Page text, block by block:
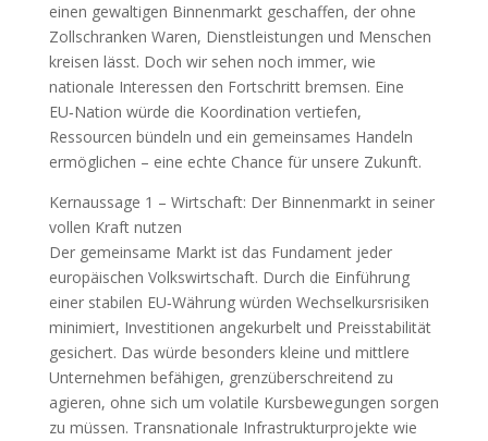
einen gewaltigen Binnenmarkt geschaffen, der ohne
Zollschranken Waren, Dienstleistungen und Menschen
kreisen lässt. Doch wir sehen noch immer, wie
nationale Interessen den Fortschritt bremsen. Eine
EU‑Nation würde die Koordination vertiefen,
Ressourcen bündeln und ein gemeinsames Handeln
ermöglichen – eine echte Chance für unsere Zukunft.
Kernaussage 1 – Wirtschaft: Der Binnenmarkt in seiner
vollen Kraft nutzen
Der gemeinsame Markt ist das Fundament jeder
europäischen Volkswirtschaft. Durch die Einführung
einer stabilen EU‑Währung würden Wechselkursrisiken
minimiert, Investitionen angekurbelt und Preisstabilität
gesichert. Das würde besonders kleine und mittlere
Unternehmen befähigen, grenzüberschreitend zu
agieren, ohne sich um volatile Kursbewegungen sorgen
zu müssen. Transnationale Infrastrukturprojekte wie